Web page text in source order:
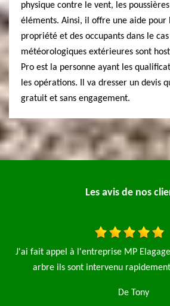
physique contre le vent, les
éléments. Ainsi, il offre une aide pour
propriété et des occupants dans le
météorologiques extérieures sont
Pro est la personne ayant les
les opérations. Il va dresser un devis
gratuit et sans engagement.
Les avis de nos
Je fais appel à l'entreprise élagage
saules et aussi la pose d'une clôture de
entreprise je